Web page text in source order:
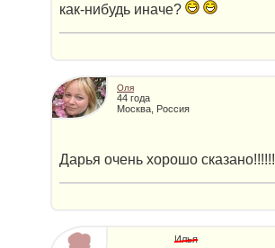
как-нибудь иначе?
Оля
44 года
Москва, Россия
Дарья очень хорошо сказано!!!!!!
Илья